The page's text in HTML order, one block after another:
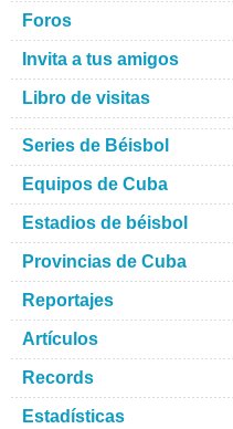
Foros
Invita a tus amigos
Libro de visitas
Series de Béisbol
Equipos de Cuba
Estadios de béisbol
Provincias de Cuba
Reportajes
Artículos
Records
Estadísticas